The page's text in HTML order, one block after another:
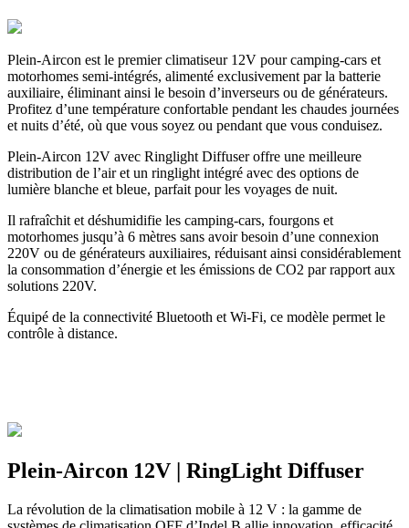
Plein-Aircon est le premier climatiseur 12V pour camping-cars et
motorhomes semi-intégrés, alimenté exclusivement par la batterie
auxiliaire, éliminant ainsi le besoin d’inverseurs ou de générateurs.
Profitez d’une température confortable pendant les chaudes journées
et nuits d’été, où que vous soyez ou pendant que vous conduisez.
Plein-Aircon 12V avec Ringlight Diffuser offre une meilleure
distribution de l’air et un ringlight intégré avec des options de
lumière blanche et bleue, parfait pour les voyages de nuit.
Il rafraîchit et déshumidifie les camping-cars, fourgons et
motorhomes jusqu’à 6 mètres sans avoir besoin d’une connexion
220V ou de générateurs auxiliaires, réduisant ainsi considérablement
la consommation d’énergie et les émissions de CO2 par rapport aux
solutions 220V.
Équipé de la connectivité Bluetooth et Wi-Fi, ce modèle permet le
contrôle à distance.
Plein-Aircon 12V | RingLight Diffuser
La révolution de la climatisation mobile à 12 V : la gamme de